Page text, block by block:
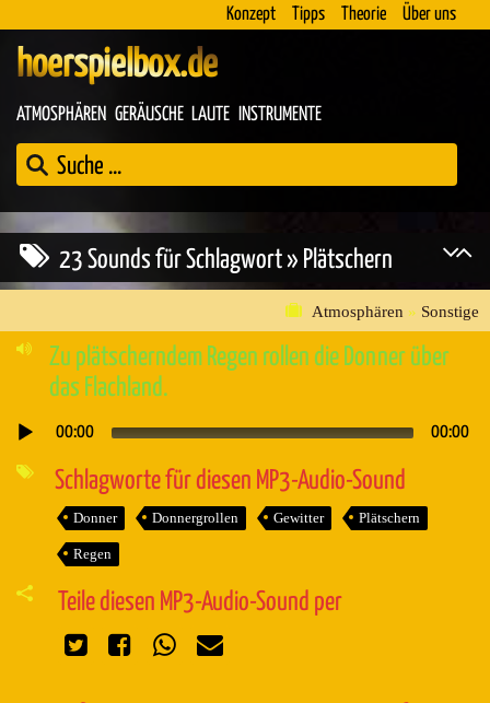
Konzept Tipps Theorie Über uns
hoerspielbox.de
ATMOSPHÄREN GERÄUSCHE LAUTE INSTRUMENTE
23 Sounds für Schlagwort » Plätschern
Atmosphären » Sonstige
Zu plätscherndem Regen rollen die Donner über
das Flachland.
Audio-
00:00 00:00
Schlagworte für diesen MP3-Audio-Sound
Donner Donnergrollen Gewitter Plätschern
Regen
Teile diesen MP3-Audio-Sound per